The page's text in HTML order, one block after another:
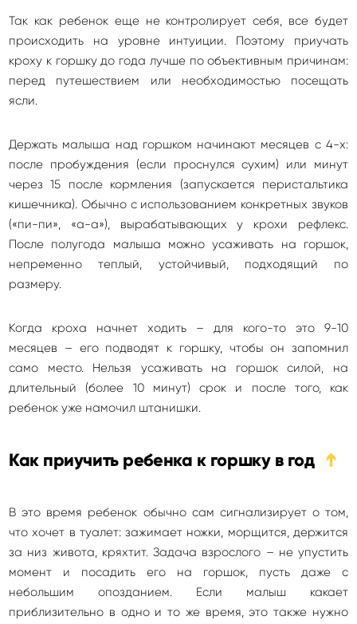
Так как ребенок еще не контролирует себя, все будет
происходить на уровне интуиции. Поэтому приучать
кроху к горшку до года лучше по объективным причинам:
перед путешествием или необходимостью посещать
ясли.
Держать малыша над горшком начинают месяцев с 4-х:
после пробуждения (если проснулся сухим) или минут
через 15 после кормления (запускается перистальтика
кишечника). Обычно с использованием конкретных звуков
(«пи-пи», «а-а»), вырабатывающих у крохи рефлекс.
После полугода малыша можно усаживать на горшок,
непременно теплый, устойчивый, подходящий по
размеру.
Когда кроха начнет ходить – для кого-то это 9-10
месяцев – его подводят к горшку, чтобы он запомнил
само место. Нельзя усаживать на горшок силой, на
длительный (более 10 минут) срок и после того, как
ребенок уже намочил штанишки.
Как приучить ребенка к горшку в год ➔
В это время ребенок обычно сам сигнализирует о том,
что хочет в туалет: зажимает ножки, морщится, держится
за низ живота, кряхтит. Задача взрослого – не упустить
момент и посадить его на горшок, пусть даже с
небольшим опозданием. Если малыш какает
приблизительно в одно и то же время, это также нужно